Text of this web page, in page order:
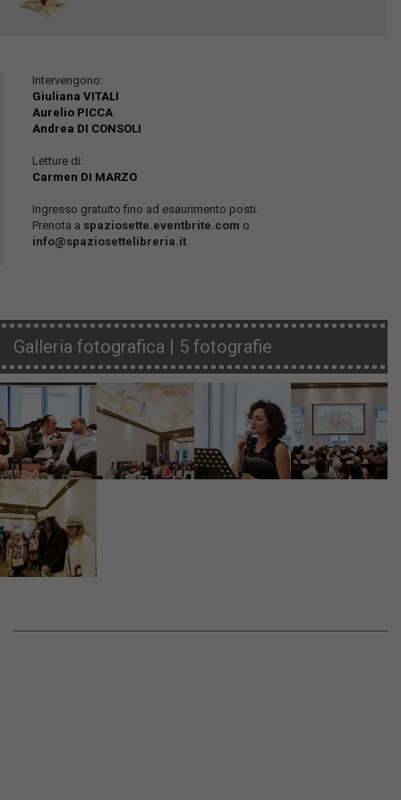
Intervengono:
Giuliana VITALI
Aurelio PICCA
Andrea DI CONSOLI
Letture di:
Carmen DI MARZO
Ingresso gratuito fino ad esaurimento posti.
Prenota a spaziosette.eventbrite.com o
info@spaziosettelibreria.it
Galleria fotografica | 5 fotografie